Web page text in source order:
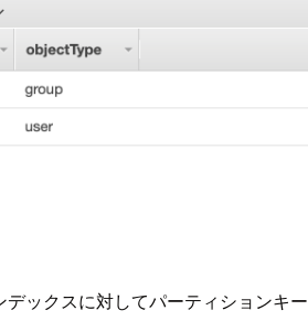
ックスに対してパーティションキー